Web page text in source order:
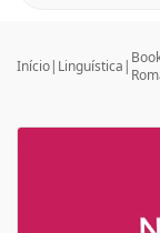
Início| Linguística |